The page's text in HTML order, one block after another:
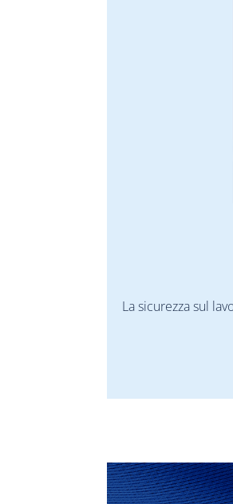
La sicurezza sul